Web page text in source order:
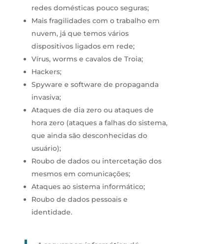
redes domésticas pouco seguras;
Mais fragilidades com o trabalho em
nuvem, já que temos vários
dispositivos ligados em rede;
Vírus, worms e cavalos de Troia;
Hackers;
Spyware e software de propaganda
invasiva;
Ataques de dia zero ou ataques de
hora zero (ataques a falhas do sistema,
que ainda são desconhecidas do
usuário);
Roubo de dados ou intercetação dos
mesmos em comunicações;
Ataques ao sistema informático;
Roubo de dados pessoais e
identidade.